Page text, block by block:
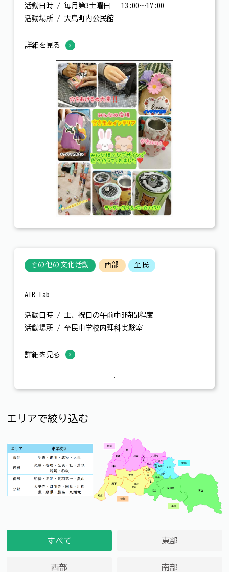
活動日時 / 毎月第3土曜日 13:00～17:00
活動場所 / 大島町内公民館
詳細を見る
その他の文化活動 西部 至民
AIR Lab
活動日時 / 土、祝日の午前中3時間程度
活動場所 / 至民中学校内理科実験室
詳細を見る
エリアで絞り込む
すべて 東部
西部 南部